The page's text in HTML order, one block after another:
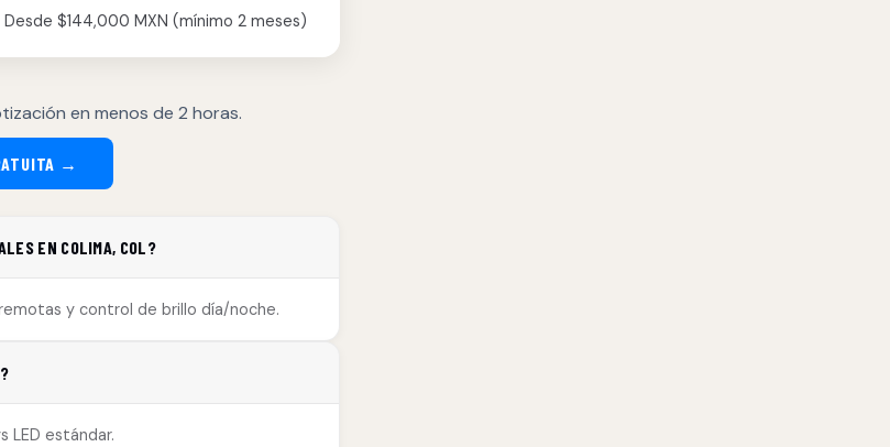
Desde $144,000 MXN (mínimo 2 meses)
en menos de 2 horas.
→
EN COLIMA, COL?
y control de brillo día/noche.
LED estándar.